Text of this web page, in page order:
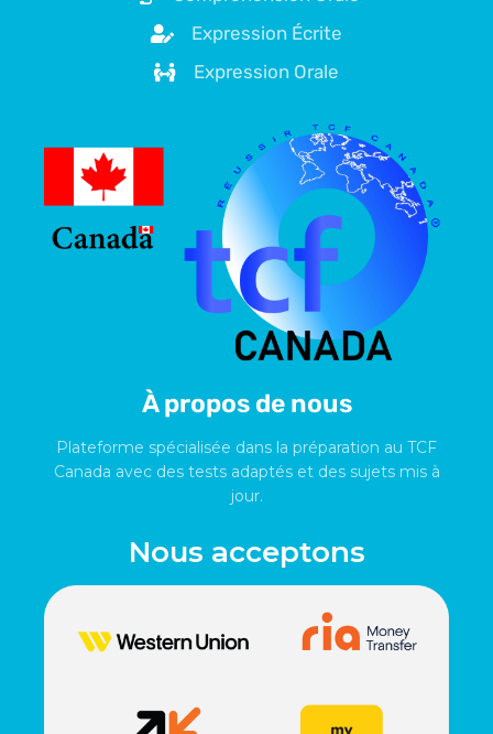
Expression Écrite
Expression Orale
À propos de nous
Plateforme spécialisée dans la préparation au TCF
Canada avec des tests adaptés et des sujets mis à
jour.
Nous acceptons